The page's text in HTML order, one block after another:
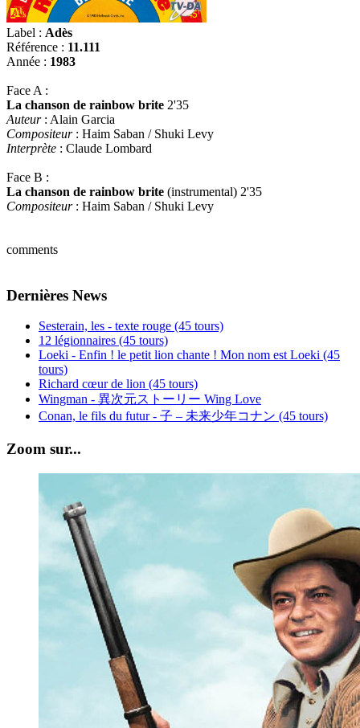
Label : Adès
Référence : 11.111
Année : 1983
Face A :
La chanson de rainbow brite 2'35
Auteur: Alain Garcia
Compositeur: Haim Saban / Shuki Levy
Interprète : Claude Lombard
Face B :
La chanson de rainbow brite (instrumental) 2'35
Compositeur: Haim Saban / Shuki Levy
comments
Dernières News
Sesterain, les - texte rouge (45 tours)
12 légionnaires (45 tours)
Loeki - Enfin ! le petit lion chante ! Mon nom est Loeki (45
tours)
Richard cœur de lion (45 tours)
Wingman - 異次元ストーリー Wing Love
Conan, le fils du futur - 子 – 未来少年コナン (45 tours)
Zoom sur...